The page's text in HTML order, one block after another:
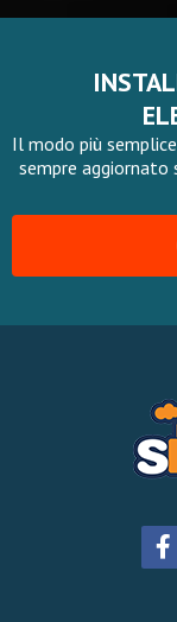
Il modo più
sempre